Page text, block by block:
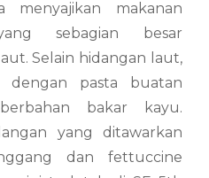
menyajikan makanan
sebagian besar
Selain hidangan laut,
dengan pasta buatan
bakar kayu.
yang ditawarkan
dan fettuccine